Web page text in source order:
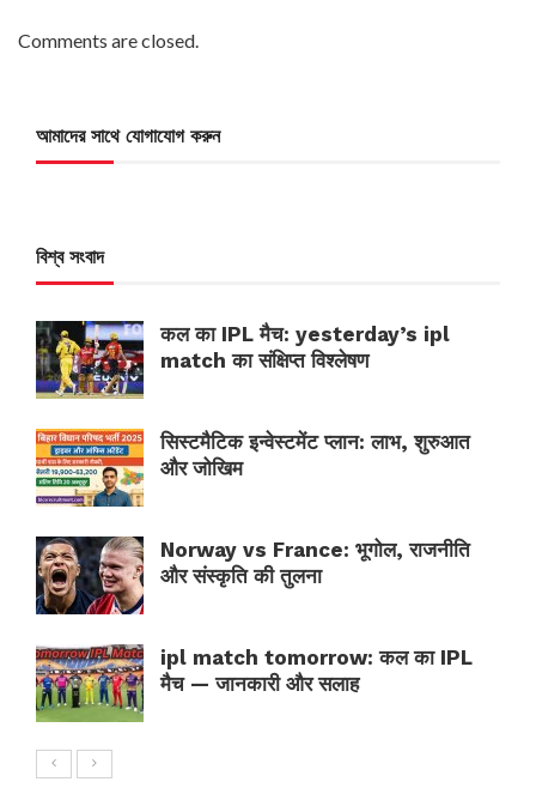
Comments are closed.
আমাদের সাথে যোগাযোগ করুন
বিশ্ব সংবাদ
कल का IPL मैच: yesterday’s ipl
match का संक्षिप्त विश्लेषण
सिस्टमैटिक इन्वेस्टमेंट प्लान: लाभ, शुरुआत
और जोखिम
Norway vs France: भूगोल, राजनीति
और संस्कृति की तुलना
ipl match tomorrow: कल का IPL
मैच — जानकारी और सलाह